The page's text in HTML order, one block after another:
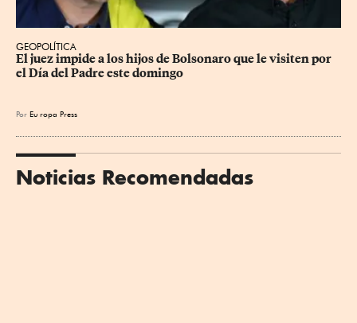
GEOPOLÍTICA
El juez impide a los hijos de Bolsonaro que le visiten por
el Día del Padre este domingo
Por Eu ropa Press
Noticias Recomendadas